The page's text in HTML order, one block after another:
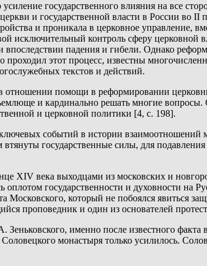
государственного влияния на все
и государственной власти в России
и проникала в церковное
исключительный контроль сферу
впоследствии падения и гибели. Однако
проходил этот процесс, известны
текстов и действий.
отношении помощи в реформировании
и кардинально решать многие
и церковной политики [4, с. 198].
событий в истории
государственные силы, для
XIV века выходцами из московских и
оплотом государственности и духовности
Московского, который не побоялся явиться
проповедник и один из основателей
Зеньковского, именно после известного
монастыря только усилилось.